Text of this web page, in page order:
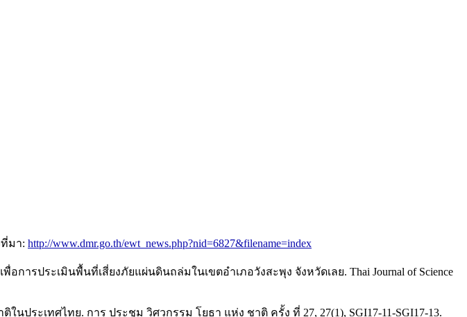
มา: http://www.dmr.go.th/ewt_news.php?nid=6827&filename=index
รประเมินพื้นที่เสี่ยงภัยแผ่นดินถล่มในเขตอำเภอวังสะพุง จังหวัดเลย. Thai Journal of Science
ระเทศไทย. การ ประชุม วิศวกรรม โยธา แห่ง ชาติ ครั้ง ที่ 27, 27(1), SGI17-11-SGI17-13.